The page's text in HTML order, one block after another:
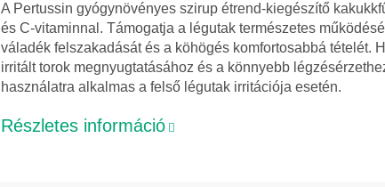
A Pertussin gyógynövényes szirup étrend-kiegészítő
és C-vitaminnal. Támogatja a légutak természetes
váladék felszakadását és a köhögés komfortosabbá tételét.
irritált torok megnyugtatásához és a könnyebb
használatra alkalmas a felső légutak irritációja esetén.
Részletes információ